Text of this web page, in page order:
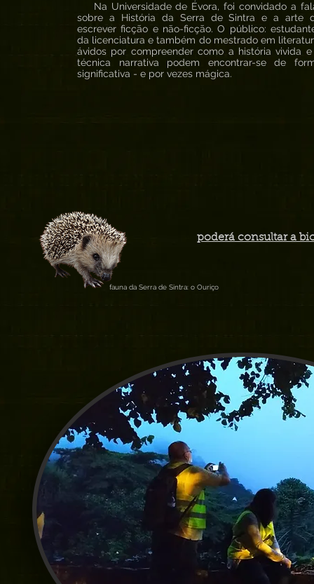
Na Universidade de Évora, foi convidado a
sobre a História da Serra de Sintra e a arte
escrever ficção e não-ficção. O público:
da licenciatura e também do mestrado em
ávidos por compreender como a história vivida
técnica narrativa podem encontrar-se de
significativa - e por vezes mágica.
poderá consultar a
fauna da Serra de Sintra: o Ouriço